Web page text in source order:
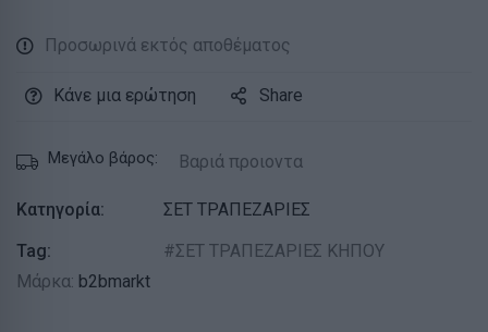
Προσωρινά εκτός αποθέματος
Κάνε μια ερώτηση Share
Μεγάλο βάρος: Βαριά προιοντα
Κατηγορία:
ΣΕΤ ΤΡΑΠΕΖΑΡΙΕΣ
Tag:
ΣΕΤ ΤΡΑΠΕΖΑΡΙΕΣ ΚΗΠΟΥ
Μάρκα: b2bmarkt